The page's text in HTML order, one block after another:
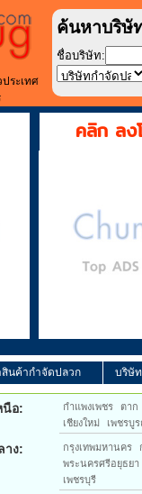
ระเทศ
ค้นหาบริษั
ชื่อบริษัท:
คลิก ลง
สินค้ากำจัดปลวก บริษั
นือ: กำแพงเพชร
ตาก
เชียงใหม่
เพชรบู
าง: กรุงเทพมหานคร
พระนครศรีอยุธยา
เพชรบุรี